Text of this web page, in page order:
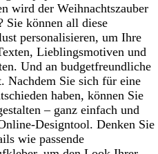
wird der Weihnachtszauber
Sie können all diese
personalisieren, um Ihre
Lieblingsmotiven und
Und an budgetfreundliche
Nachdem Sie sich für eine
haben, können Sie
– ganz einfach und
Designtool. Denken Sie
wie passende